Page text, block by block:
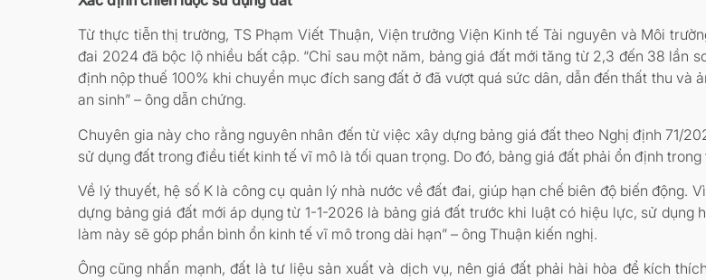
Từ thực tiễn thị trường, TS Phạm Viết Thuận, Viện trưởng Viện Kinh tế Tài nguyên và Môi
đai 2024 đã bộc lộ nhiều bất cập. “Chỉ sau một năm, bảng giá đất mới tăng từ 2,3 đến 38
định nộp thuế 100% khi chuyển mục đích sang đất ở đã vượt quá sức dân, dẫn đến thất thu và
an sinh” – ông dẫn chứng.
Chuyên gia này cho rằng nguyên nhân đến từ việc xây dựng bảng giá đất theo Nghị định 71/
sử dụng đất trong điều tiết kinh tế vĩ mô là tối quan trọng. Do đó, bảng giá đất phải ổn định
Về lý thuyết, hệ số K là công cụ quản lý nhà nước về đất đai, giúp hạn chế biên độ biến động.
dựng bảng giá đất mới áp dụng từ 1-1-2026 là bảng giá đất trước khi luật có hiệu lực, sử
làm này sẽ góp phần bình ổn kinh tế vĩ mô trong dài hạn” – ông Thuận kiến nghị.
Ông cũng nhấn mạnh, đất là tư liệu sản xuất và dịch vụ, nên giá đất phải hài hòa để kích